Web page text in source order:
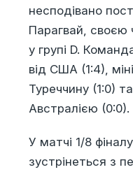
несподівано
Парагвай, своєю
у групі D.
від США (1:4),
Туреччину (1:0)
Австралією (0:0).
У матчі 1/8
зустрінеться з